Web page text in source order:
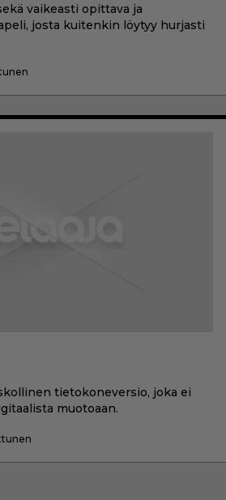
vaikeasti opittava ja
josta kuitenkin löytyy hurjasti
tietokoneversio, joka ei
muotoaan.